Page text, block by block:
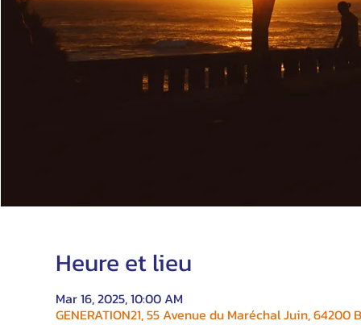
Heure et lieu
Mar 16, 2025, 10:00 AM
GENERATION21, 55 Avenue du Maréchal Juin, 64200